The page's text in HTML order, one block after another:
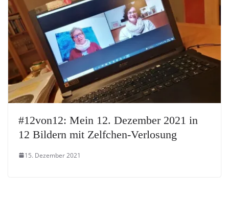
#12von12: Mein 12. Dezember 2021 in
12 Bildern mit Zelfchen-Verlosung
15. Dezember 2021